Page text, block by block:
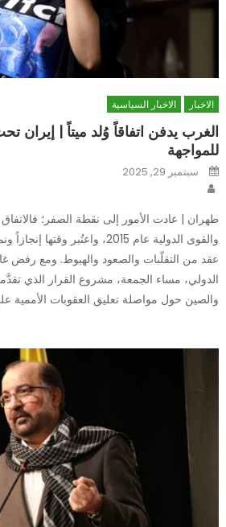
الاخبار الاخبار السياسية
الغرب يدفن اتفاقاً وُلد ميتاً | إيران
للمواجهة
Posted
onسبتمبر 29, 2025
طهران | عادت الأمور إلى نقطة الصفر؛ فالاتفاق
والقوى الدولية عام 2015، واعتُبر
عقد من التقلّبات والصعود والهبوط. ومع رفض
الدولي، مساء الجمعة، مشروع القرار الذي
والصين حول مواصلة تعليق العقوبات الأممية